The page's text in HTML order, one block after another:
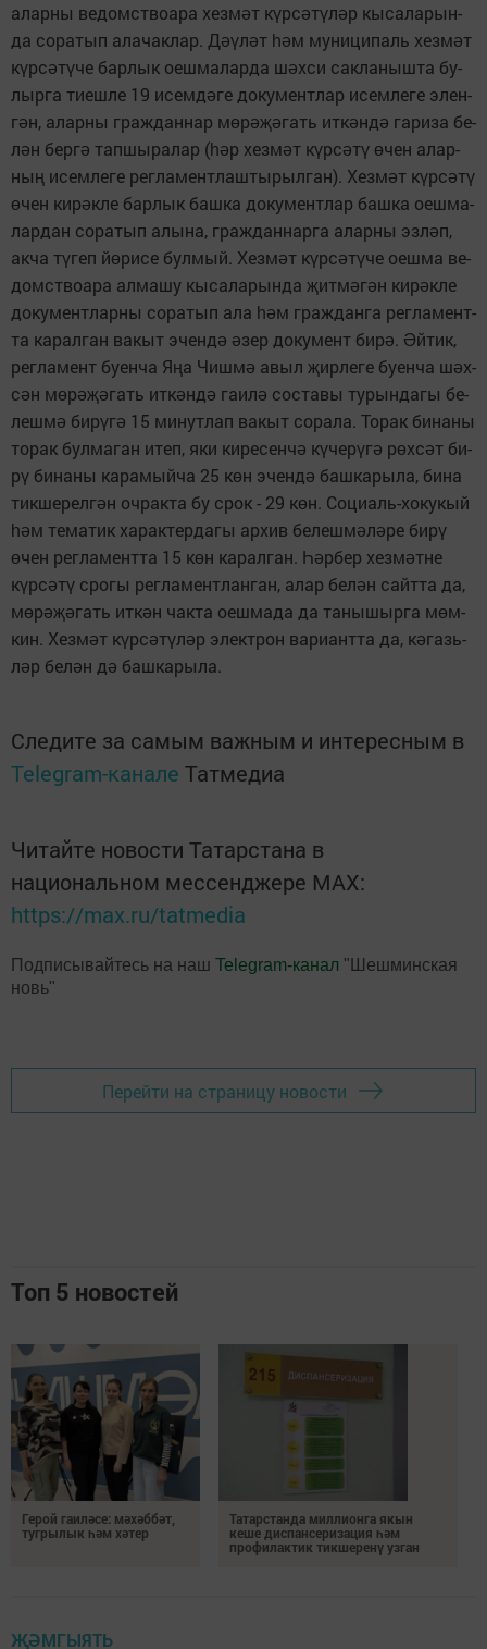
алар­ны ве­домст­во­а­ра хез­мәт күр­сә­тү­ләр кы­са­ла­рын­
да со­ра­тып ала­чак­лар. Дәү­ләт һәм му­ни­ци­паль хез­мәт
күр­сә­тү­че бар­лык оеш­ма­лар­да шәх­си сак­ла­ныш­та бу­
лыр­га ти­еш­ле 19 исем­дә­ге до­ку­мент­лар исем­ле­ге элен­
гән, алар­ны граж­дан­нар мө­рәҗә­гать ит­кән­дә га­ри­за бе­
лән бер­гә тап­шы­ра­лар (һәр хез­мәт күр­сә­тү өчен алар­
ның исем­ле­ге рег­ла­мент­лаш­ты­рыл­ган). Хез­мәт күр­сә­тү
өчен ки­рәк­ле бар­лык баш­ка до­ку­мент­лар баш­ка оеш­ма­
лар­дан со­ра­тып алы­на, граж­дан­нар­га алар­ны эз­ләп,
ак­ча тү­геп йө­ри­се бул­мый. Хез­мәт күр­сә­тү­че оеш­ма ве­
домст­во­а­ра ал­ма­шу кы­са­ла­рын­да җит­мә­гән ки­рәк­ле
до­ку­мент­лар­ны со­ра­тып ала һәм граж­дан­га рег­ла­мент­
та ка­рал­ган ва­кыт эчен­дә әзер до­ку­мент би­рә. Әй­тик,
рег­ла­мент бу­ен­ча Яңа Чиш­мә авыл җир­ле­ге бу­ен­ча шәх­
сән мө­рәҗә­гать ит­кән­дә га­и­лә сос­та­вы ту­рын­да­гы бе­
леш­мә би­рү­гә 15 ми­нут­лап ва­кыт со­ра­ла. То­рак би­на­ны
то­рак бул­ма­ган итеп, яки ки­ре­сен­чә кү­че­рү­гә рөх­сәт би­
рү би­на­ны ка­ра­мый­ча 25 көн эчен­дә баш­ка­ры­ла, би­на
тик­ше­рел­гән оч­рак­та бу срок - 29 көн. Со­ци­аль-хо­ку­кый
һәм те­ма­тик ха­рак­тер­да­гы ар­хив бе­леш­мә­лә­ре би­рү
өчен рег­ла­мент­та 15 көн ка­рал­ган. Һәр­бер хез­мәт­не
күр­сә­тү сро­гы рег­ла­мент­лан­ган, алар бе­лән сайт­та да,
мө­рәҗә­гать ит­кән чак­та оеш­ма­да да та­ны­шыр­га мөм­
кин. Хез­мәт күр­сә­тү­ләр элект­рон ва­ри­ант­та да, кә­газь­
ләр бе­лән дә баш­ка­ры­ла.
Следите за самым важным и интересным в
Telegram-канале Татмедиа
Читайте новости Татарстана в
национальном мессенджере MАХ:
https://max.ru/tatmedia
Подписывайтесь на наш Telegram-канал "Шешминская
новь"
Перейти на страницу новости
Топ 5 новостей
Герой гаиләсе: мәхәббәт,
тугрылык һәм хәтер
Татарстанда миллионга якын
кеше диспансеризация һәм
профилактик тикшеренү узган
ҖӘМГЫЯТЬ